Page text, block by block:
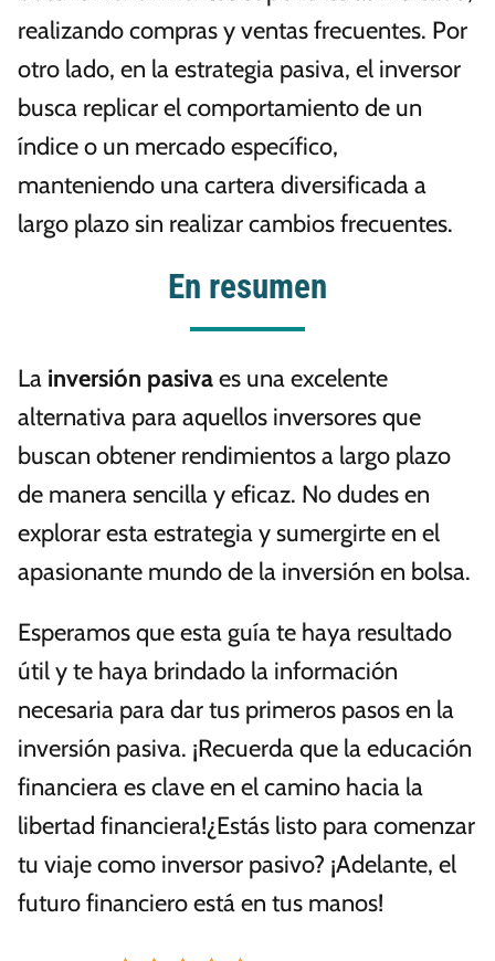
realizando compras y ventas frecuentes. Por
otro lado, en la estrategia pasiva, el inversor
busca replicar el comportamiento de un
índice o un mercado específico,
manteniendo una cartera diversificada a
largo plazo sin realizar cambios frecuentes.
En resumen
La inversión pasivaes una excelente
alternativa para aquellos inversores que
buscan obtener rendimientos a largo plazo
de manera sencilla y eficaz. No dudes en
explorar esta estrategia y sumergirte en el
apasionante mundo de la inversión en bolsa.
Esperamos que esta guía te haya resultado
útil y te haya brindado la información
necesaria para dar tus primeros pasos en la
inversión pasiva. ¡Recuerda que la educación
financiera es clave en el camino hacia la
libertad financiera!¿Estás listo para comenzar
tu viaje como inversor pasivo? ¡Adelante, el
futuro financiero está en tus manos!